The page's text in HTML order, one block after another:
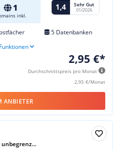
1
inkl.
1,4 Sehr Gut
01/2026
5 Datenbanken
2,95 €*
Durchschnittspreis pro Monat
2,95 €/Monat
ANBIETER
unbegrenz...